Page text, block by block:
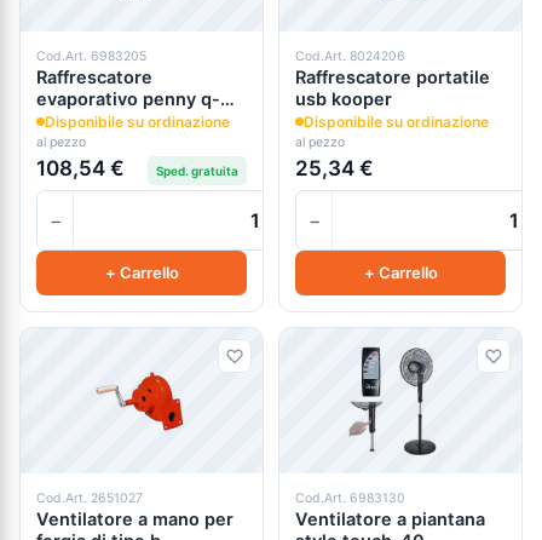
Cod.Art. 6983205
Raffrescatore
evaporativo penny q-
black
Disponibile su ordinazione
al pezzo
108,54 € Sped. gratuita
−
+ Carrello
Cod.Art. 8024206
Raffrescatore portatile
usb kooper
Disponibile su ordinazione
al pezzo
25,34 €
−
+ Carrello
Cod.Art. 2651027
Ventilatore a mano per
Cod.Art. 6983130
Ventilatore a piantana